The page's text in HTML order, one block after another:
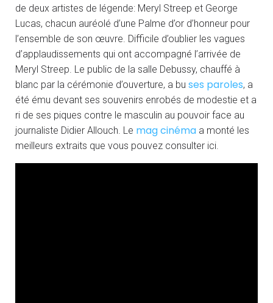
de deux artistes de légende: Meryl Streep et George
Lucas, chacun auréolé d’une Palme d’or d’honneur pour
l’ensemble de son œuvre. Difficile d’oublier les vagues
d’applaudissements qui ont accompagné l’arrivée de
Meryl Streep. Le public de la salle Debussy, chauffé à
blanc par la cérémonie d’ouverture, a bu ses paroles, a
été ému devant ses souvenirs enrobés de modestie et a
ri de ses piques contre le masculin au pouvoir face au
journaliste Didier Allouch. Le mag cinéma a monté les
meilleurs extraits que vous pouvez consulter ici.